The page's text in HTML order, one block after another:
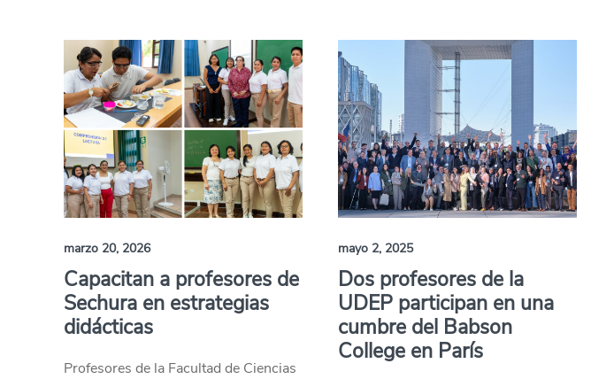
marzo 20, 2026
Capacitan a profesores de
Sechura en estrategias
didácticas
Profesores de la Facultad de Ciencias
mayo 2, 2025
Dos profesores de la
UDEP participan en una
cumbre del Babson
College en París